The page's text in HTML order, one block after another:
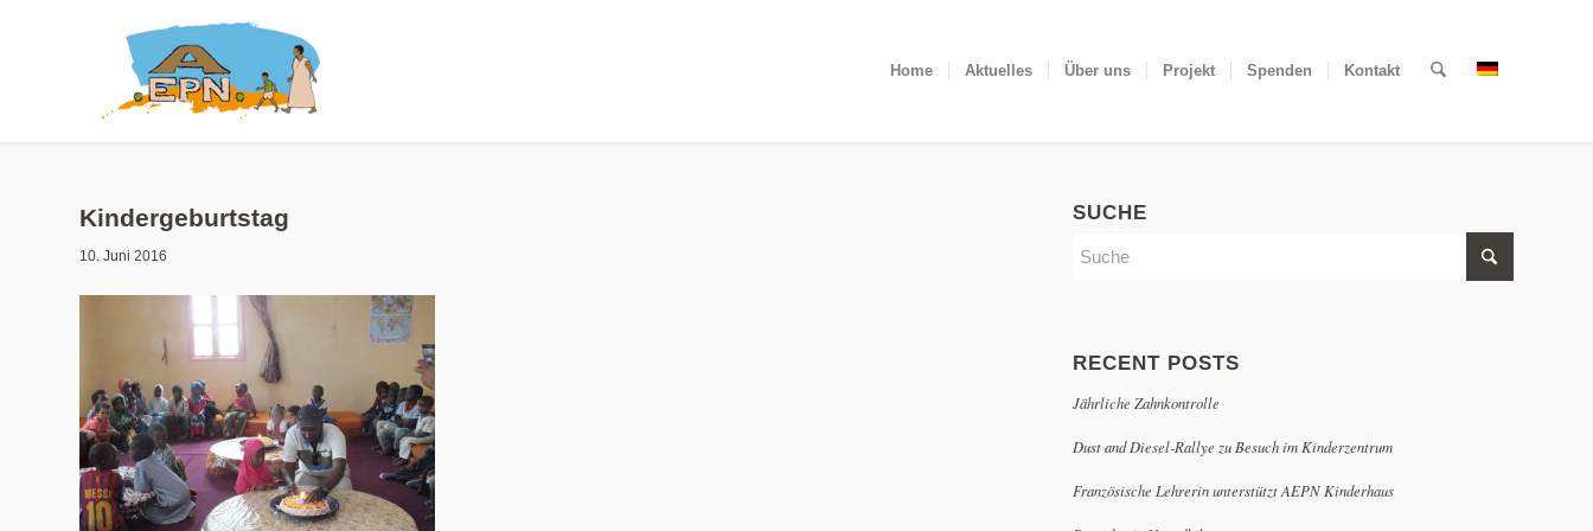
Home Aktuelles Über uns Projekt Spenden Kontakt
Kindergeburtstag
10. Juni 2016
SUCHE
RECENT POSTS
Jährliche Zahnkontrolle
Dust and Diesel-Rallye zu Besuch im Kinderzentrum
Französische Lehrerin unterstützt AEPN Kinderhaus